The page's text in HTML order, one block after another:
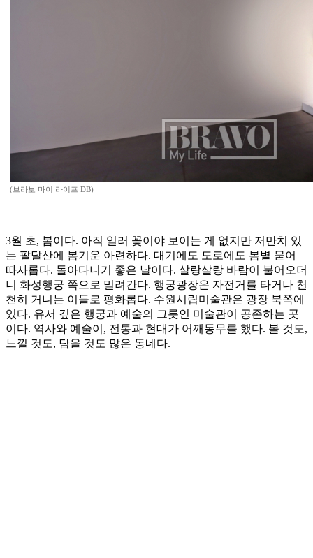
(브라보 마이 라이프 DB)
3월 초, 봄이다. 아직 일러 꽃이야 보이는 게 없지만 저만치 있
는 팔달산에 봄기운 아련하다. 대기에도 도로에도 봄볕 묻어
따사롭다. 돌아다니기 좋은 날이다. 살랑살랑 바람이 불어오더
니 화성행궁 쪽으로 밀려간다. 행궁광장은 자전거를 타거나 천
천히 거니는 이들로 평화롭다. 수원시립미술관은 광장 북쪽에
있다. 유서 깊은 행궁과 예술의 그릇인 미술관이 공존하는 곳
이다. 역사와 예술이, 전통과 현대가 어깨동무를 했다. 볼 것도,
느낄 것도, 담을 것도 많은 동네다.